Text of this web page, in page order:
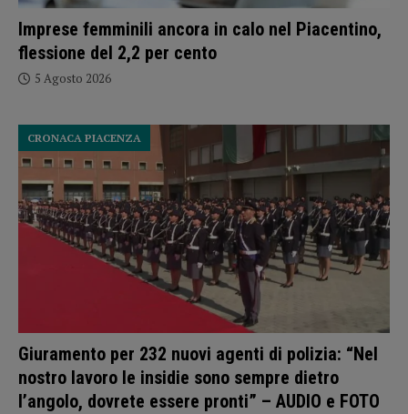
Imprese femminili ancora in calo nel Piacentino,
flessione del 2,2 per cento
5 Agosto 2026
Giuramento per 232 nuovi agenti di polizia: “Nel
nostro lavoro le insidie sono sempre dietro
l’angolo, dovrete essere pronti” – AUDIO e FOTO
CRONACA PIACENZA